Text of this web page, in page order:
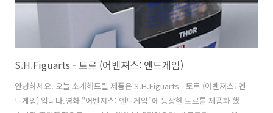
S.H.Figuarts - 토르 (어벤져스: 엔드게임)
안녕하세요. 오늘 소개해드릴 제품은 S.H.Figuarts - 토르 (어벤져스: 엔
드게임) 입니다.영화 "어벤져스: 엔드게임"에 등장한 토르를 제품화 했